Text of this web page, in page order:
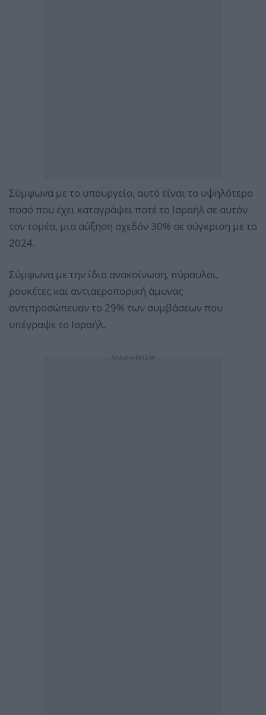
Σύμφωνα με το υπουργείο, αυτό είναι το υψηλότερο
ποσό που έχει καταγράψει ποτέ το Ισραήλ σε αυτόν
τον τομέα, μια αύξηση σχεδόν 30% σε σύγκριση με το
2024.
Σύμφωνα με την ίδια ανακοίνωση, πύραυλοι,
ρουκέτες και αντιαεροπορική άμυνας
αντιπροσώπευαν το 29% των συμβάσεων που
υπέγραψε το Ισραήλ.